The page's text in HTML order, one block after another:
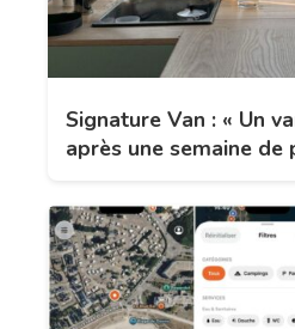
Signature Van : « Un
après une semaine de